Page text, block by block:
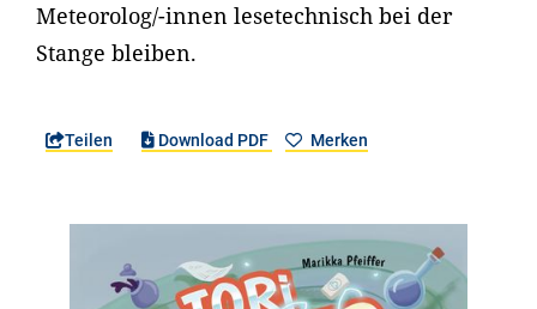
Meteorolog/-innen lesetechnisch bei der
Stange bleiben.
Teilen Download PDF Merken